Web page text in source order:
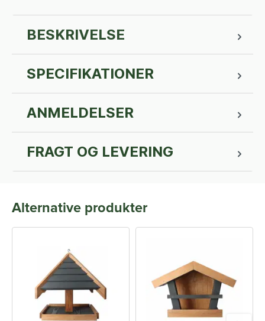
BESKRIVELSE
SPECIFIKATIONER
ANMELDELSER
FRAGT OG LEVERING
Alternative produkter